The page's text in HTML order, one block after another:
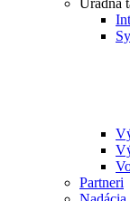
Úradná
Partneri